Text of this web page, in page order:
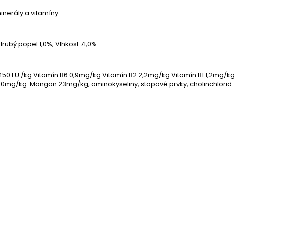
a vitamíny.
popel 1,0%; Vlhkost 71,0%.
I.U./kg Vitamín B6 0,9mg/kg Vitamín B2 2,2mg/kg Vitamín B1 1,2mg/kg
kg Mangan 23mg/kg, aminokyseliny, stopové prvky, cholinchlorid: